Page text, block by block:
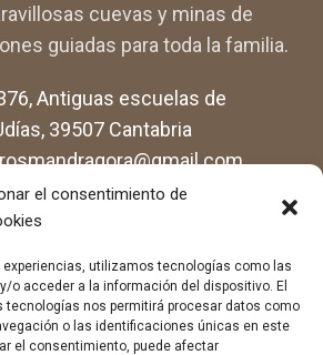
el consentimiento de
experiencias, utilizamos tecnologías como las
o acceder a la información del dispositivo. El
nos permitirá procesar datos como
o las identificaciones únicas en este
el consentimiento, puede afectar
cuevas y minas de
guiadas para toda la familia.
Antiguas escuelas de
39507 Cantabria